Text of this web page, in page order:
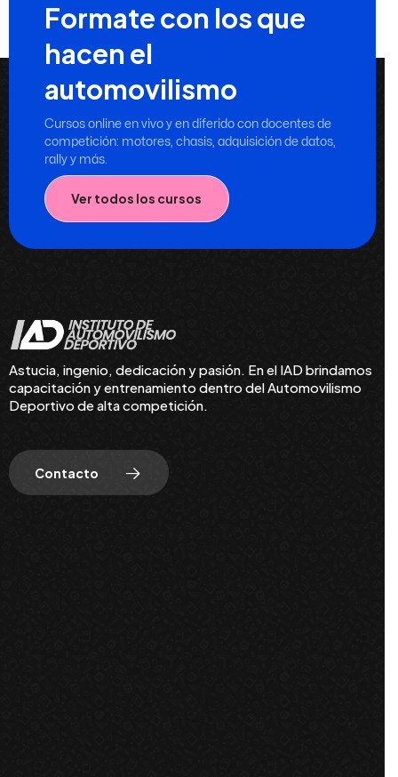
Formate con los que
hacen el
automovilismo
Cursos online en vivo y en diferido con docentes de
competición: motores, chasis, adquisición de datos,
rally y más.
Ver todos los cursos
Astucia, ingenio, dedicación y pasión. En el IAD brindamos
capacitación y entrenamiento dentro del Automovilismo
Deportivo de alta competición.
Contacto